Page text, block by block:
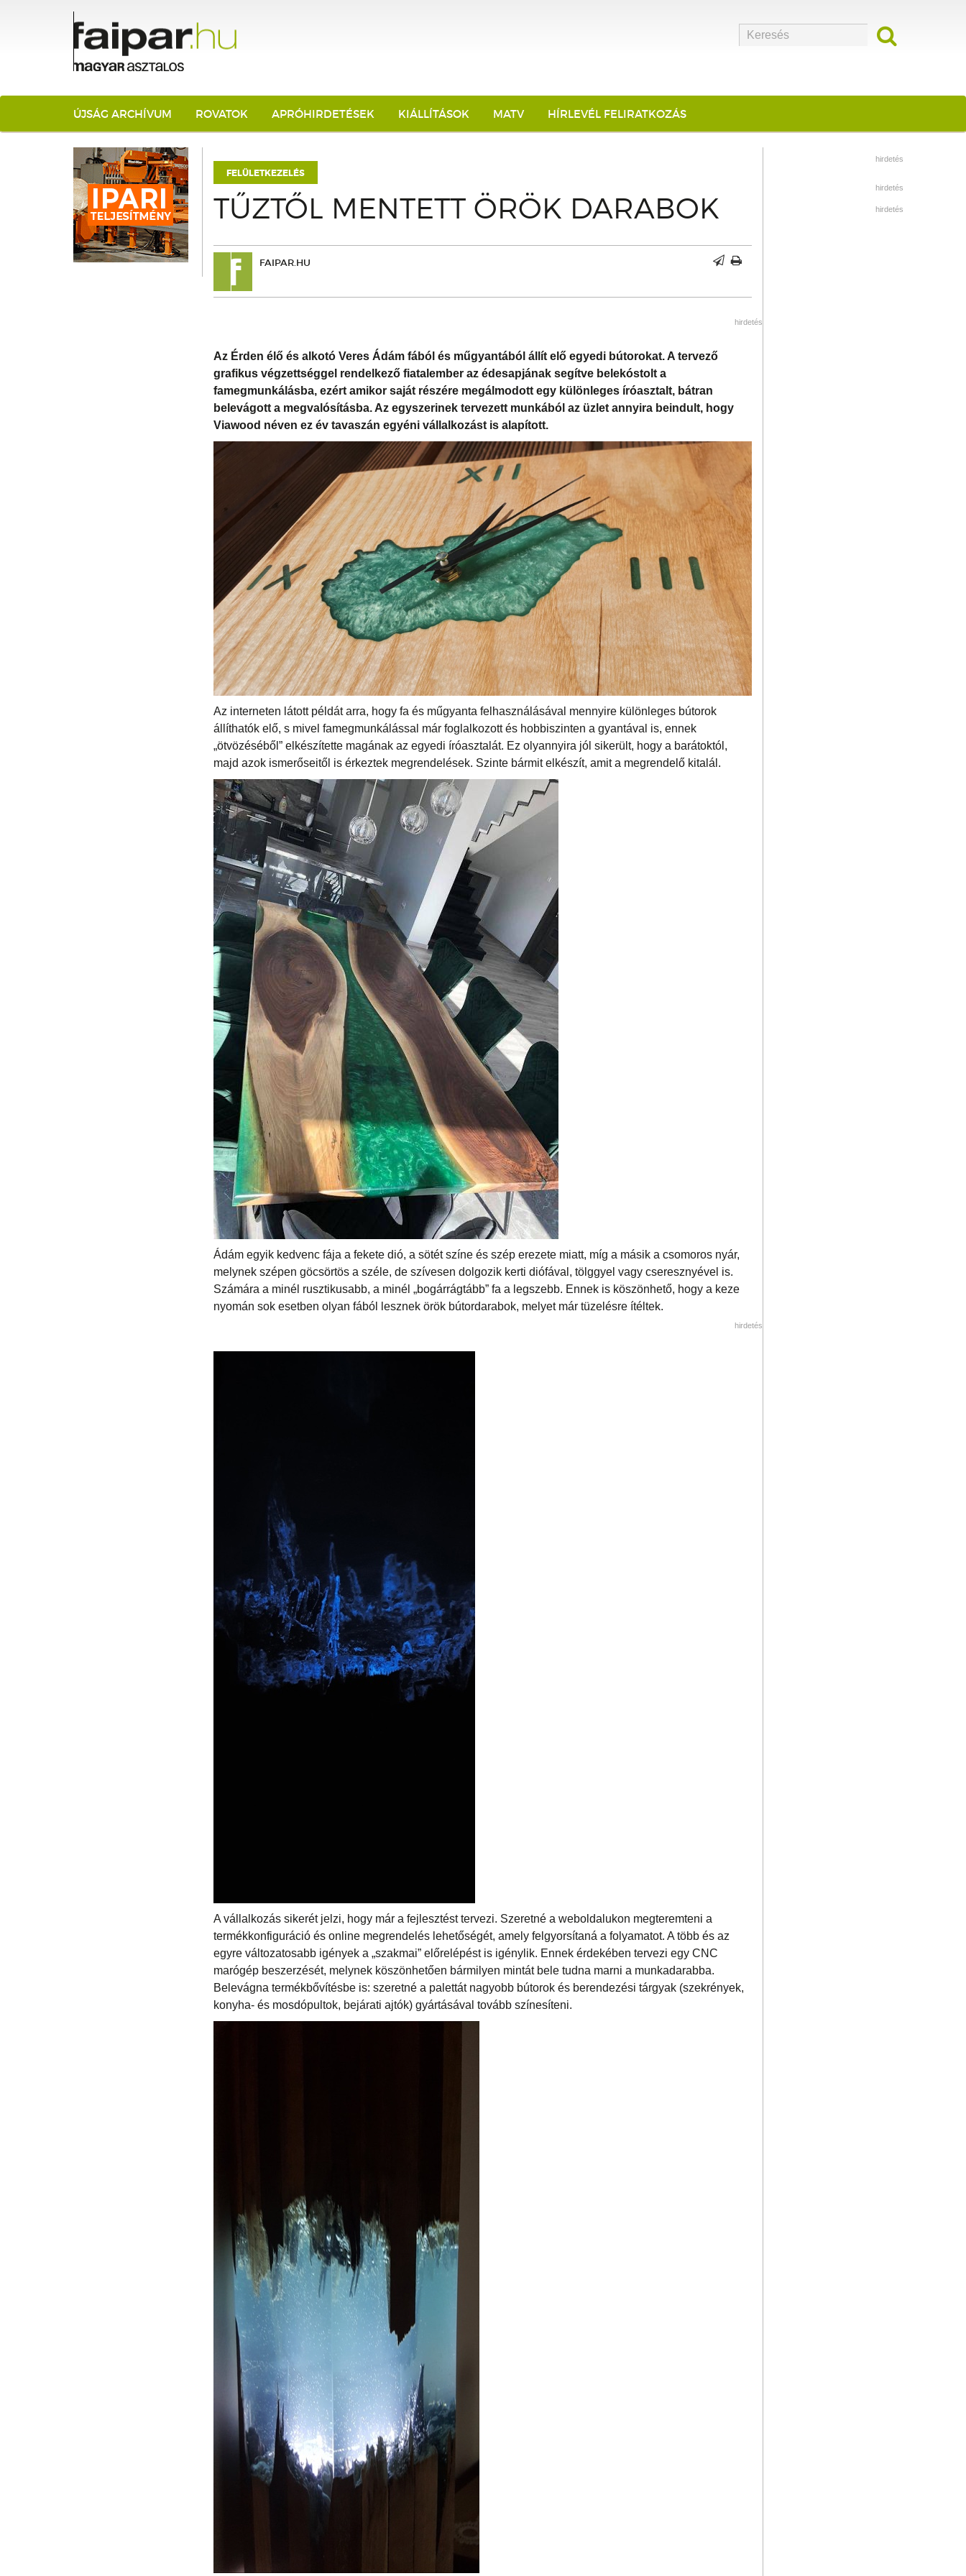
ÚJSÁG ARCHÍVUM ROVATOK APRÓHIRDETÉSEK KIÁLLÍTÁSOK MATV HÍRLEVÉL FELIRATKOZÁS
FELÜLETKEZELÉS
TŰZTŐL MENTETT ÖRÖK DARABOK
FAIPAR.HU
hirdetés
Az Érden élő és alkotó Veres Ádám fából és műgyantából állít elő egyedi bútorokat. A tervező
grafikus végzettséggel rendelkező fiatalember az édesapjának segítve belekóstolt a
famegmunkálásba, ezért amikor saját részére megálmodott egy különleges íróasztalt, bátran
belevágott a megvalósításba. Az egyszerinek tervezett munkából az üzlet annyira beindult, hogy
Viawood néven ez év tavaszán egyéni vállalkozást is alapított.
Az interneten látott példát arra, hogy fa és műgyanta felhasználásával mennyire különleges bútorok
állíthatók elő, s mivel famegmunkálással már foglalkozott és hobbiszinten a gyantával is, ennek
„ötvözéséből” elkészítette magának az egyedi íróasztalát. Ez olyannyira jól sikerült, hogy a barátoktól,
majd azok ismerőseitől is érkeztek megrendelések. Szinte bármit elkészít, amit a megrendelő kitalál.
Ádám egyik kedvenc fája a fekete dió, a sötét színe és szép erezete miatt, míg a másik a csomoros nyár,
melynek szépen göcsörtös a széle, de szívesen dolgozik kerti diófával, tölggyel vagy cseresznyével is.
Számára a minél rusztikusabb, a minél „bogárrágtább” fa a legszebb. Ennek is köszönhető, hogy a keze
nyomán sok esetben olyan fából lesznek örök bútordarabok, melyet már tüzelésre ítéltek.
hirdetés
A vállalkozás sikerét jelzi, hogy már a fejlesztést tervezi. Szeretné a weboldalukon megteremteni a
termékkonfiguráció és online megrendelés lehetőségét, amely felgyorsítaná a folyamatot. A több és az
egyre változatosabb igények a „szakmai” előrelépést is igénylik. Ennek érdekében tervezi egy CNC
marógép beszerzését, melynek köszönhetően bármilyen mintát bele tudna marni a munkadarabba.
Belevágna termékbővítésbe is: szeretné a palettát nagyobb bútorok és berendezési tárgyak (szekrények,
konyha- és mosdópultok, bejárati ajtók) gyártásával tovább színesíteni.
hirdetés
hirdetés
hirdetés